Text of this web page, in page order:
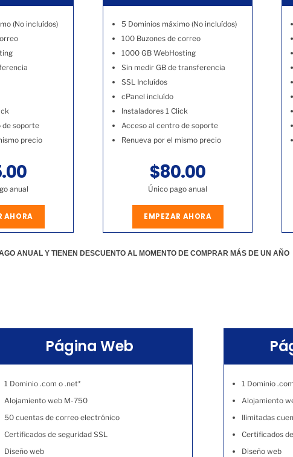
(No incluídos)
de soporte
precio
anual
AHORA
5 Dominios máximo (No incluídos)
100 Buzones de correo
1000 GB WebHosting
Sin medir GB de transferencia
SSL Incluídos
cPanel incluído
Instaladores 1 Click
Acceso al centro de soporte
Renueva por el mismo precio
$80.00
Único pago anual
EMPEZAR AHORA
ANUAL Y TIENEN DESCUENTO AL MOMENTO DE COMPRAR MÁS DE UN AÑO
Página Web
1 Dominio .com o .net*
Alojamiento web M-750
50 cuentas de correo electrónico
Certificados de seguridad SSL
Diseño web
1 Dominio
Alojamiento
Ilimitadas
Certificados
Diseño web